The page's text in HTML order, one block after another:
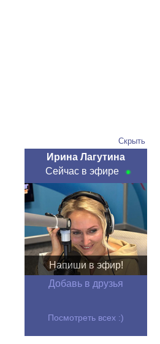
Скрыть
Ирина Лагутина
Сейчас в эфире
Напиши в эфир!
Добавь в друзья
Посмотреть всех :)